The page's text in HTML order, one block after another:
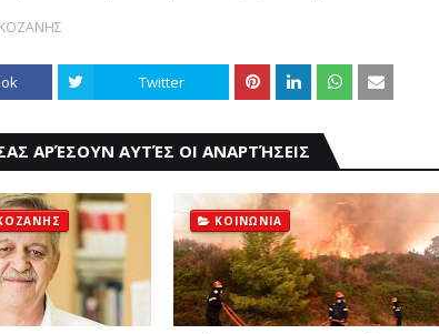
Twitter
ΑΡΈΣΟΥΝ ΑΥΤΈΣ ΟΙ ΑΝΑΡΤΉΣΕΙΣ
ΚΟΙΝΩΝΙΑ